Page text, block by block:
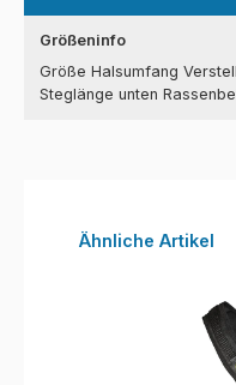
Größeninfo
Größe Halsumfang
Steglänge unten
Produktgalerie
Ähnliche Artikel